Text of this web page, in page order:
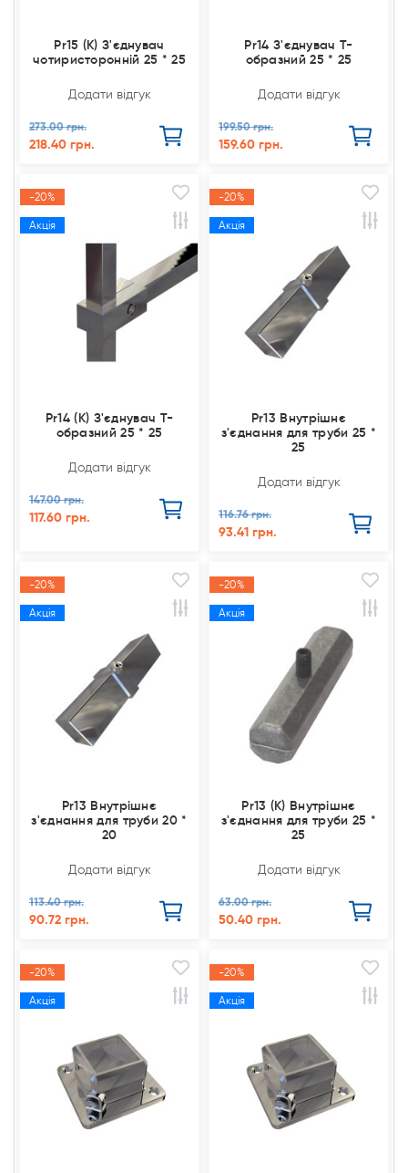
Pr15 (К) З'єднувач
чотиристоронній 25 * 25
Додати відгук
273.00 грн.
218.40 грн.
Pr14 З'єднувач Т-
образний 25 * 25
Додати відгук
199.50 грн.
159.60 грн.
-20%
Акція
Pr14 (К) З'єднувач Т-
образний 25 * 25
Додати відгук
147.00 грн.
117.60 грн.
-20%
Акція
Pr13 Внутрішнє
з'єднання для труби 25 *
25
Додати відгук
116.76 грн.
93.41 грн.
-20%
Акція
Pr13 Внутрішнє
з'єднання для труби 20 *
20
Додати відгук
113.40 грн.
90.72 грн.
-20%
Акція
Pr13 (К) Внутрішнє
з'єднання для труби 25 *
25
Додати відгук
63.00 грн.
50.40 грн.
-20%
Акція
-20%
Акція